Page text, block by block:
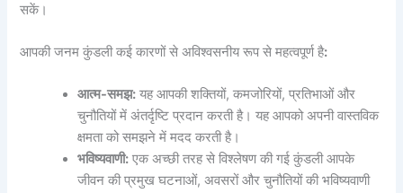
सकें।
आपकी जनम कुंडली कई कारणों से अविश्वसनीय रूप से महत्वपूर्ण है:
आत्म-समझ: यह आपकी शक्तियों, कमजोरियों, प्रतिभाओं और
चुनौतियों में अंतर्दृष्टि प्रदान करती है। यह आपको अपनी वास्तविक
क्षमता को समझने में मदद करती है।
भविष्यवाणी: एक अच्छी तरह से विश्लेषण की गई कुंडली आपके
जीवन की प्रमुख घटनाओं, अवसरों और चुनौतियों की भविष्यवाणी